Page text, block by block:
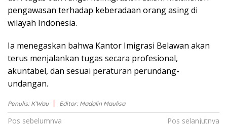
pengawasan terhadap keberadaan orang asing di
wilayah Indonesia.
Ia menegaskan bahwa Kantor Imigrasi Belawan akan
terus menjalankan tugas secara profesional,
akuntabel, dan sesuai peraturan perundang-
undangan.
Penulis: K'Wau Editor: Madalin Maulisa
Pos sebelumnya
Pos selanjutnya